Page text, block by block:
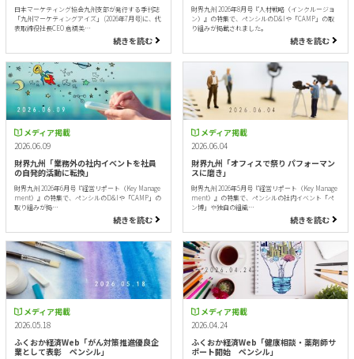
日本マーケティング協会九州支部が発行する季刊誌
「九州マーケティングアイズ」 (2026年7月号)に、代
表取締役社長CEO 倉橋美…
続きを読む
財界九州 2026年8月号『人材戦略（インクルージョ
ン）』の特集で、ペンシルのD&Iや「CAMP」の取
り組みが掲載されました。
続きを読む
メディア掲載
2026.06.09
財界九州「業務外の社内イベントを社員
の自発的活動に転換」
財界九州 2026年6月号『経営リポート（Key Manage
ment）』の特集で、ペンシルのD&Iや「CAMP」の
取り組みが掲…
続きを読む
メディア掲載
2026.06.04
財界九州「オフィスで祭り パフォーマン
スに磨き」
財界九州 2026年5月号『経営リポート（Key Manage
ment）』の特集で、ペンシルの社内イベント「ペ
ン博」や独自の組織…
続きを読む
メディア掲載
2026.05.18
ふくおか経済Web「がん対策推進優良企
業として表彰 ペンシル」
メディア掲載
2026.04.24
ふくおか経済Web「健康相談・薬剤師サ
ポート開始 ペンシル」